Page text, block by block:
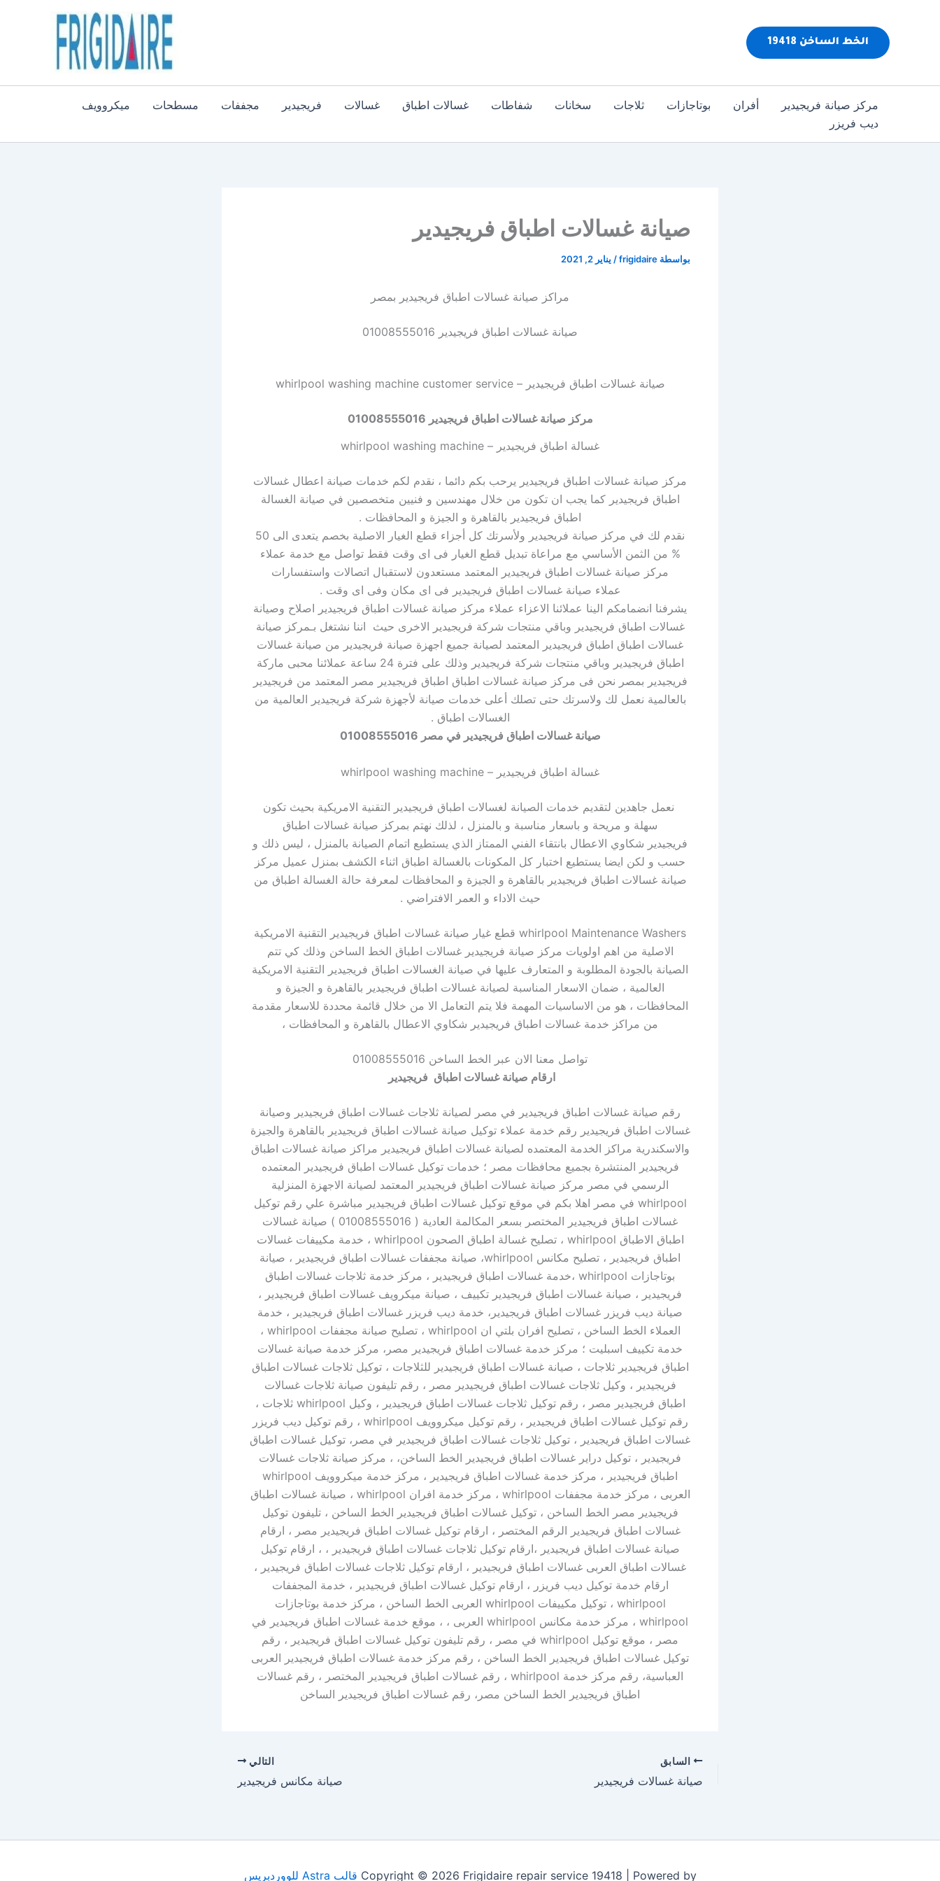
الخط الساخن 19418
مركز صيانة فريجيدير أفران بوتاجازات ثلاجات سخانات شفاطات غسالات اطباق غسالات فريجيدير مجففات مسطحات
ميكروويف
ديب فريزر
صيانة غسالات اطباق فريجيدير
بواسطة frigidaire
/ يناير 2, 2021
مراكز صيانة غسالات اطباق فريجيدير بمصر
صيانة غسالات اطباق فريجيدير 01008555016
صيانة غسالات اطباق فريجيدير – whirlpool washing machine customer service
مركز صيانة غسالات اطباق فريجيدير 01008555016
غسالة اطباق فريجيدير – whirlpool washing machine
مركز صيانة غسالات اطباق فريجيدير يرحب بكم دائما ، نقدم لكم خدمات صيانة اعطال غسالات
اطباق فريجيدير كما يجب ان تكون من خلال مهندسين و فنيين متخصصين في صيانة الغسالة
اطباق فريجيدير بالقاهرة و الجيزة و المحافظات .
نقدم لك في مركز صيانة فريجيدير ولأسرتك كل أجزاء قطع الغيار الاصلية بخصم يتعدى الى 50
% من الثمن الأساسي مع مراعاة تبديل قطع الغيار فى اى وقت فقط تواصل مع خدمة عملاء
مركز صيانة غسالات اطباق فريجيدير المعتمد مستعدون لاستقبال اتصالات واستفسارات
عملاء صيانة غسالات اطباق فريجيدير فى اى مكان وفى اى وقت .
يشرفنا انضمامكم الينا عملائنا الاعزاء عملاء مركز صيانة غسالات اطباق فريجيدير اصلاح وصيانة
غسالات اطباق فريجيدير وباقي منتجات شركة فريجيدير الاخرى حيث اننا نشتغل بـمركز صيانة
غسالات اطباق اطباق فريجيدير المعتمد لصيانة جميع اجهزة صيانة فريجيدير من صيانة غسالات
اطباق فريجيدير وباقي منتجات شركة فريجيدير وذلك على فترة 24 ساعة عملائنا محبى ماركة
فريجيدير بمصر نحن فى مركز صيانة غسالات اطباق اطباق فريجيدير مصر المعتمد من فريجيدير
بالعالمية نعمل لك ولاسرتك حتى تصلك أعلى خدمات صيانة لأجهزة شركة فريجيدير العالمية من
الغسالات اطباق .
صيانة غسالات اطباق فريجيدير في مصر 01008555016
غسالة اطباق فريجيدير – whirlpool washing machine
نعمل جاهدين لتقديم خدمات الصيانة لغسالات اطباق فريجيدير التقنية الامريكية بحيث تكون
سهلة و مريحة و باسعار مناسبة و بالمنزل ، لذلك نهتم بمركز صيانة غسالات اطباق
فريجيدير شكاوي الاعطال بانتقاء الفني الممتاز الذي يستطيع اتمام الصيانة بالمنزل ، ليس ذلك و
حسب و لكن ايضا يستطيع اختبار كل المكونات بالغسالة اطباق اثناء الكشف بمنزل عميل مركز
صيانة غسالات اطباق فريجيدير بالقاهرة و الجيزة و المحافظات لمعرفة حالة الغسالة اطباق من
حيث الاداء و العمر الافتراضي .
whirlpool Maintenance Washers قطع غيار صيانة غسالات اطباق فريجيدير التقنية الامريكية
الاصلية من اهم اولويات مركز صيانة فريجيدير غسالات اطباق الخط الساخن وذلك كي تتم
الصيانة بالجودة المطلوبة و المتعارف عليها في صيانة الغسالات اطباق فريجيدير التقنية الامريكية
العالمية ، ضمان الاسعار المناسبة لصيانة غسالات اطباق فريجيدير بالقاهرة و الجيزة و
المحافظات ، هو من الاساسيات المهمة فلا يتم التعامل الا من خلال قائمة محددة للاسعار مقدمة
من مراكز خدمة غسالات اطباق فريجيدير شكاوي الاعطال بالقاهرة و المحافظات ،
تواصل معنا الان عبر الخط الساخن 01008555016
ارقام صيانة غسالات اطباق فريجيدير
رقم صيانة غسالات اطباق فريجيدير في مصر لصيانة ثلاجات غسالات اطباق فريجيدير وصيانة
غسالات اطباق فريجيدير رقم خدمة عملاءتوكيل صيانة غسالات اطباق فريجيدير بالقاهرة والجيزة
والاسكندرية مراكز الخدمة المعتمده لصيانة غسالات اطباق فريجيدير مراكز صيانة غسالات اطباق
فريجيدير المنتشرة بجميع محافظات مصر ؛ خدمات توكيل غسالات اطباق فريجيدير المعتمده
الرسمي في مصر مركز صيانة غسالات اطباق فريجيدير المعتمد لصيانة الاجهزة المنزلية
whirlpool في مصر اهلا بكم في موقع توكيل غسالات اطباق فريجيدير مباشرة علي رقم توكيل
غسالات اطباق فريجيدير المختصر بسعر المكالمة العادية ( 01008555016 ) صيانة غسالات
اطباق الاطباق whirlpool ، تصليح غسالة اطباق الصحون whirlpool ، خدمة مكييفات غسالات
اطباق فريجيدير ، تصليح مكانس whirlpool، صيانة مجففات غسالات اطباق فريجيدير ، صيانة
بوتاجازات whirlpool ،خدمة غسالات اطباق فريجيدير ، مركز خدمة ثلاجات غسالات اطباق
فريجيدير ، صيانة غسالات اطباق فريجيدير تكييف ، صيانة ميكرويف غسالات اطباق فريجيدير ،
صيانة ديب فريزر غسالات اطباق فريجيدير، خدمة ديب فريزر غسالات اطباق فريجيدير ، خدمة
العملاء الخط الساخن ، تصليح افران بلتي ان whirlpool ، تصليح صيانة مجففات whirlpool ،
خدمة تكييف اسبليت ؛ مركز خدمة غسالات اطباق فريجيدير مصر، مركز خدمة صيانة غسالات
اطباق فريجيدير ثلاجات ، صيانة غسالات اطباق فريجيدير للثلاجات ، توكيل ثلاجات غسالات اطباق
فريجيدير ، وكيل ثلاجات غسالات اطباق فريجيدير مصر ، رقم تليفون صيانة ثلاجات غسالات
اطباق فريجيدير مصر ، رقم توكيل ثلاجات غسالات اطباق فريجيدير ، وكيل whirlpool ثلاجات ،
رقم توكيل غسالات اطباق فريجيدير ، رقم توكيل ميكروويف whirlpool ، رقم توكيل ديب فريزر
غسالات اطباق فريجيدير ، توكيل ثلاجات غسالات اطباق فريجيدير في مصر، توكيل غسالات اطباق
فريجيدير ، توكيل دراير غسالات اطباق فريجيدير الخط الساخن، ، مركز صيانة ثلاجات غسالات
اطباق فريجيدير ، مركز خدمة غسالات اطباق فريجيدير ، مركز خدمة ميكروويف whirlpool
العربى ، مركز خدمة مجففات whirlpool ، مركز خدمة افران whirlpool ، صيانة غسالات اطباق
فريجيدير مصر الخط الساخن ، توكيل غسالات اطباق فريجيدير الخط الساخن ، تليفون توكيل
غسالات اطباق فريجيدير الرقم المختصر ، ارقام توكيل غسالات اطباق فريجيدير مصر ، ارقام
صيانة غسالات اطباق فريجيدير ،ارقام توكيل ثلاجات غسالات اطباق فريجيدير ، ، ارقام توكيل
غسالات اطباق العربى غسالات اطباق فريجيدير ، ارقام توكيل ثلاجات غسالات اطباق فريجيدير ،
ارقام خدمة توكيل ديب فريزر ، ارقام توكيل غسالات اطباق فريجيدير ، خدمة المجففات
whirlpool ، توكيل مكييفات whirlpool العربى الخط الساخن ، مركز خدمة بوتاجازات
whirlpool ، مركز خدمة مكانس whirlpool العربى ، ، موقع خدمة غسالات اطباق فريجيدير في
مصر ، موقع توكيل whirlpool في مصر ، رقم تليفون توكيل غسالات اطباق فريجيدير ، رقم
توكيل غسالات اطباق فريجيدير الخط الساخن ، رقم مركز خدمة غسالات اطباق فريجيدير العربى
العباسية، رقم مركز خدمة whirlpool ، رقم غسالات اطباق فريجيدير المختصر ، رقم غسالات
اطباق فريجيدير الخط الساخن مصر، رقم غسالات اطباق فريجيدير الساخن
السابق
صيانة غسالات فريجيدير
التالي
صيانة مكانس فريجيدير
Copyright © 2026 Frigidaire repair service 19418 | Powered by قالب Astra للووردبريس